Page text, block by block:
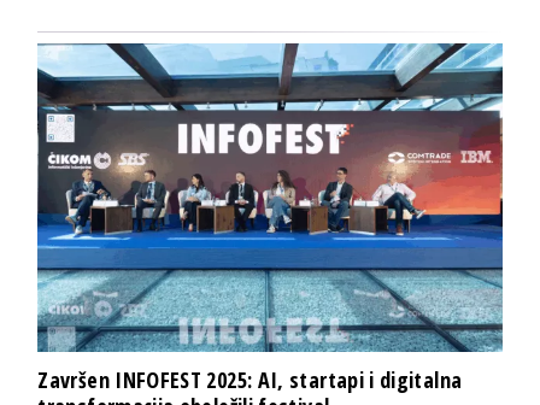
Završen INFOFEST 2025: AI, startapi i digitalna